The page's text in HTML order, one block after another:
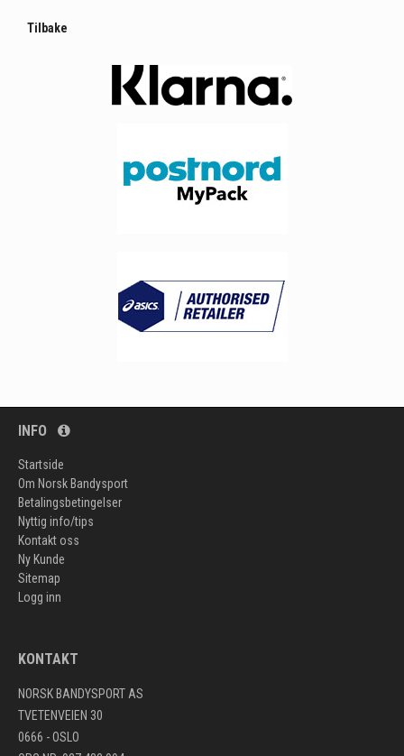
Tilbake
INFO
Startside
Om Norsk Bandysport
Betalingsbetingelser
Nyttig info/tips
Kontakt oss
Ny Kunde
Sitemap
Logg inn
KONTAKT
NORSK BANDYSPORT AS
TVETENVEIEN 30
0666 - OSLO